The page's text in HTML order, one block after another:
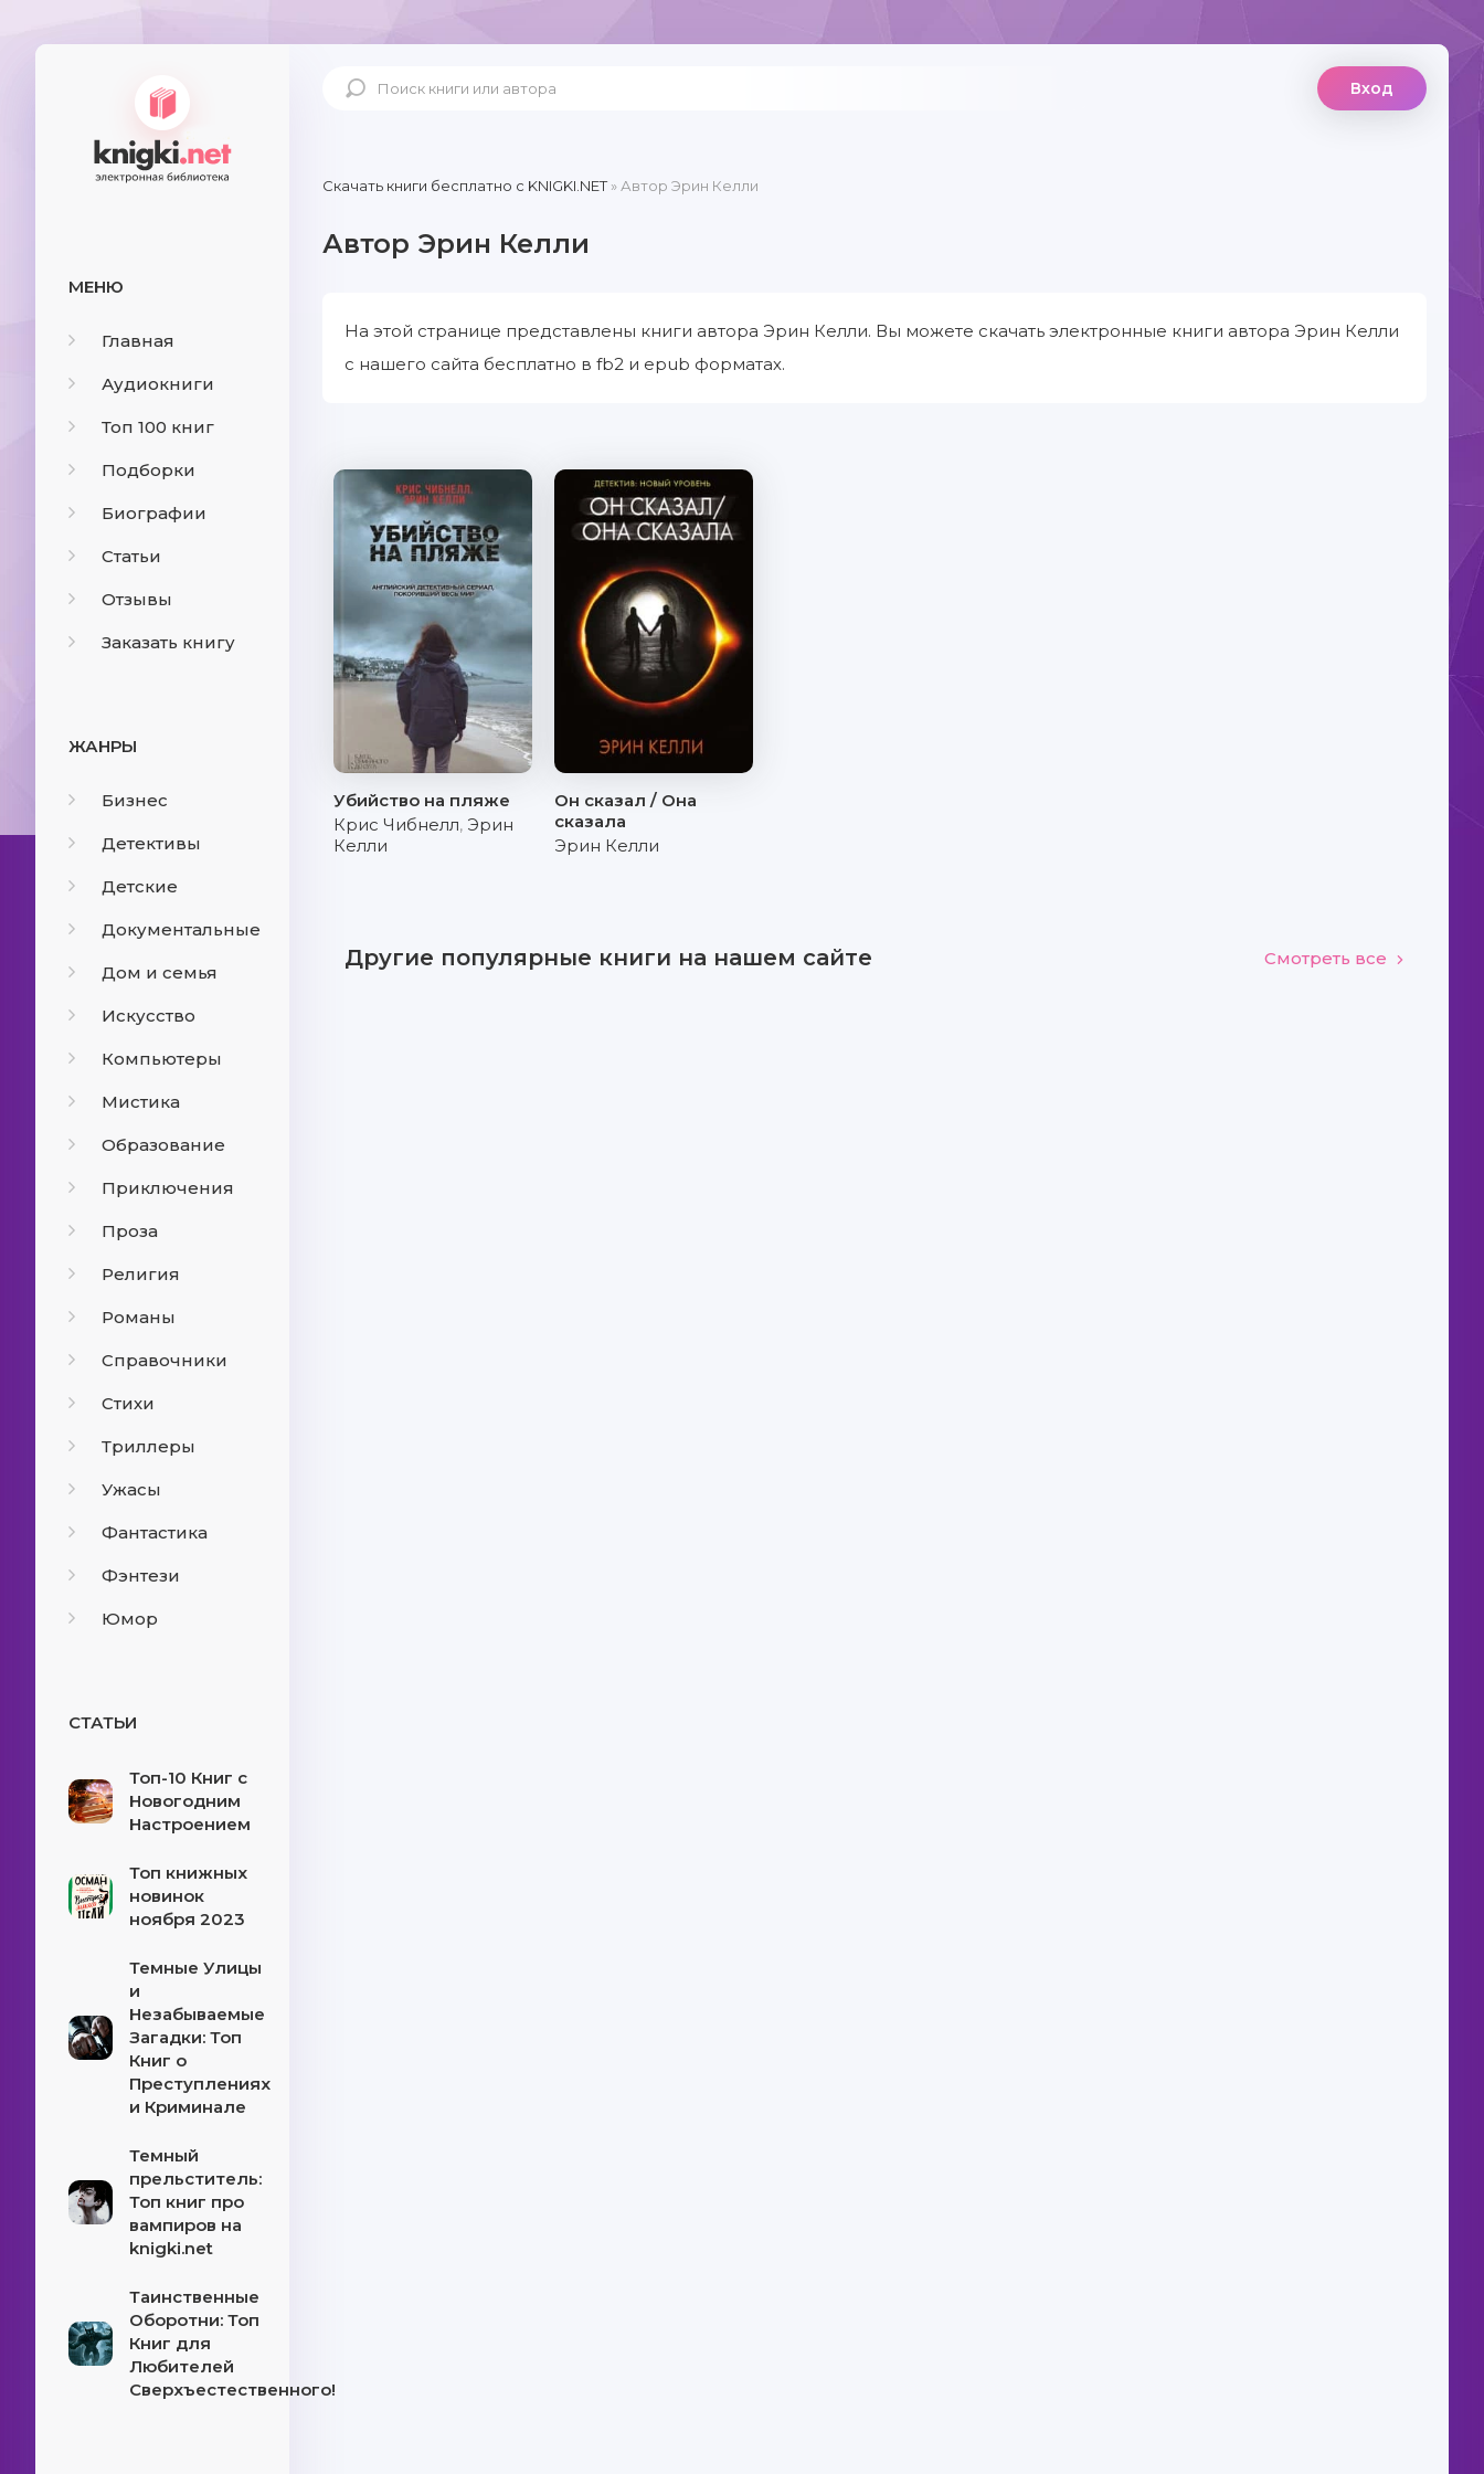
МЕНЮ
Главная
Аудиокниги
Топ 100 книг
Подборки
Биографии
Статьи
Отзывы
Заказать книгу
ЖАНРЫ
Бизнес
Детективы
Детские
Документальные
Дом и семья
Искусство
Компьютеры
Мистика
Образование
Приключения
Проза
Религия
Романы
Справочники
Стихи
Триллеры
Ужасы
Фантастика
Фэнтези
Юмор
СТАТЬИ
Топ-10 Книг с
Новогодним
Настроением
Топ книжных
новинок
ноября 2023
Темные Улицы
и
Незабываемые
Загадки: Топ
Книг о
Преступлениях
и Криминале
Темный
прельститель:
Топ книг про
вампиров на
knigki.net
Таинственные
Оборотни: Топ
Книг для
Любителей
Сверхъестественного!
Вход
Скачать книги бесплатно c KNIGKI.NET» Автор Эрин Келли
Автор Эрин Келли
На этой странице представлены книги автора Эрин Келли. Вы можете скачать электронные книги автора Эрин Келли
с нашего сайта бесплатно в fb2 и epub форматах.
Убийство на пляже
Крис Чибнелл, Эрин
Келли
Он сказал / Она
сказала
Эрин Келли
Другие популярные книги на нашем сайте Смотреть все